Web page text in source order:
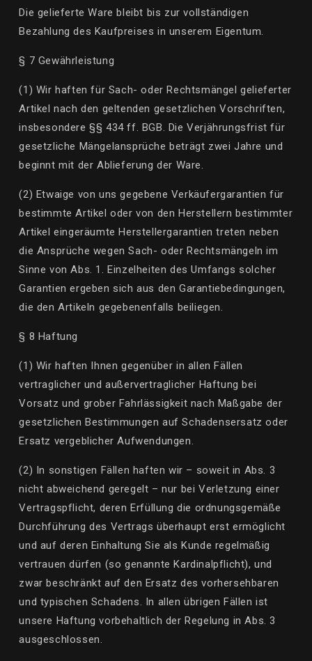
Die gelieferte Ware bleibt bis zur vollständigen
Bezahlung des Kaufpreises in unserem Eigentum.
§ 7 Gewährleistung
(1) Wir haften für Sach- oder Rechtsmängel gelieferter
Artikel nach den geltenden gesetzlichen Vorschriften,
insbesondere §§ 434 ff. BGB. Die Verjährungsfrist für
gesetzliche Mängelansprüche beträgt zwei Jahre und
beginnt mit der Ablieferung der Ware.
(2) Etwaige von uns gegebene Verkäufergarantien für
bestimmte Artikel oder von den Herstellern bestimmter
Artikel eingeräumte Herstellergarantien treten neben
die Ansprüche wegen Sach- oder Rechtsmängeln im
Sinne von Abs. 1. Einzelheiten des Umfangs solcher
Garantien ergeben sich aus den Garantiebedingungen,
die den Artikeln gegebenenfalls beiliegen.
§ 8 Haftung
(1) Wir haften Ihnen gegenüber in allen Fällen
vertraglicher und außervertraglicher Haftung bei
Vorsatz und grober Fahrlässigkeit nach Maßgabe der
gesetzlichen Bestimmungen auf Schadensersatz oder
Ersatz vergeblicher Aufwendungen.
(2) In sonstigen Fällen haften wir – soweit in Abs. 3
nicht abweichend geregelt – nur bei Verletzung einer
Vertragspflicht, deren Erfüllung die ordnungsgemäße
Durchführung des Vertrags überhaupt erst ermöglicht
und auf deren Einhaltung Sie als Kunde regelmäßig
vertrauen dürfen (so genannte Kardinalpflicht), und
zwar beschränkt auf den Ersatz des vorhersehbaren
und typischen Schadens. In allen übrigen Fällen ist
unsere Haftung vorbehaltlich der Regelung in Abs. 3
ausgeschlossen.